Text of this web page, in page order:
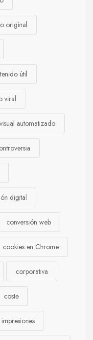
original
útil
viral
automatizado
digital
conversión web
cookies en Chrome
corporativa
coste